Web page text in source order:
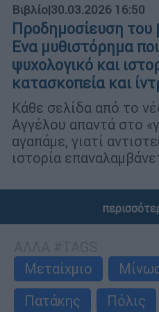
Βιβλίο|30.03.2026 16:50
Προδημοσίευση του
Ενα μυθιστόρημα
ψυχολογικό και
κατασκοπεία και
Κάθε σελίδα από το
Αγγέλου απαντά στο
αγαπάμε, γιατί
ιστορία
Μεταίχμιο
Πατάκης
Πόλις